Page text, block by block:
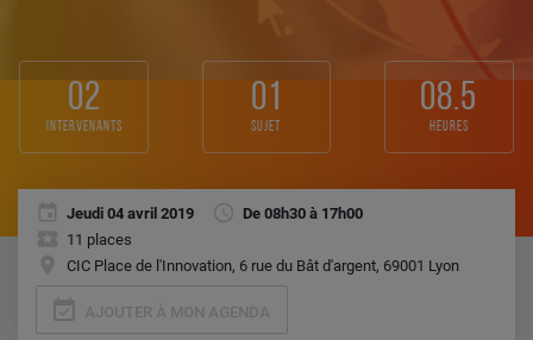
02
intervenants
01
sujet
08.5
heures
Jeudi 04 avril 2019
De 08h30 à 17h00
11 places
CIC Place de l'Innovation, 6 rue du Bât d'argent, 69001 Lyon